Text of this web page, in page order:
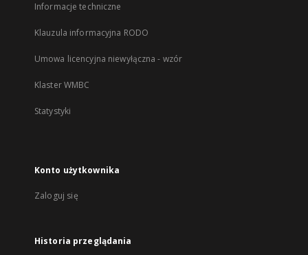
Informacje techniczne
Klauzula informacyjna RODO
Umowa licencyjna niewyłączna - wzór
Klaster WMBC
Statystyki
Konto użytkownika
Zaloguj się
Historia przeglądania